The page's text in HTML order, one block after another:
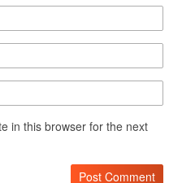
in this browser for the next